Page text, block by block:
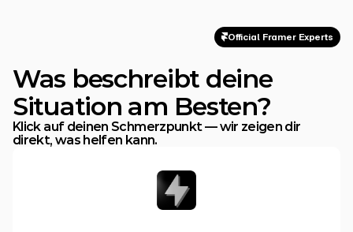
Was beschreibt deine
Situation am Besten?
Klick auf deinen Schmerzpunkt — wir zeigen dir
direkt, was helfen kann.
Official Framer Experts